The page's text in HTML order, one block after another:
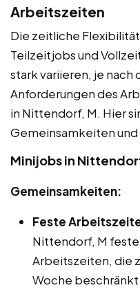
Arbeitszeiten
Die zeitliche
Teilzeitjobs und
stark variieren, je nach
Anforderungen des
in Nittendorf, M. Hier
Gemeinsamkeiten
Minijobs in
Gemeinsamkeiten:
Feste
Nittendorf, M
Arbeitszeiten, die
Woche beschränkt